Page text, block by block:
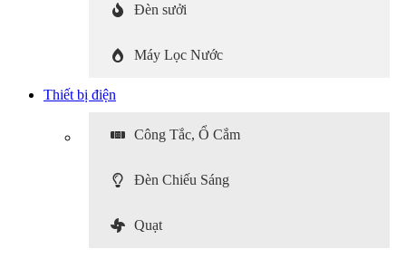
Đèn sưởi
Máy Lọc Nước
Thiết bị điện
Công Tắc, Ổ Cắm
Đèn Chiếu Sáng
Quạt